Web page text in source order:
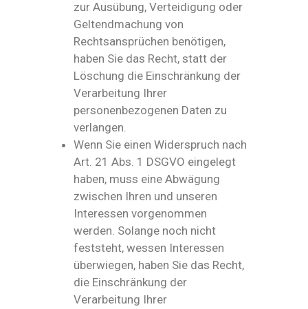
zur Ausübung, Verteidigung oder
Geltendmachung von
Rechtsansprüchen benötigen,
haben Sie das Recht, statt der
Löschung die Einschränkung der
Verarbeitung Ihrer
personenbezogenen Daten zu
verlangen.
Wenn Sie einen Widerspruch nach
Art. 21 Abs. 1 DSGVO eingelegt
haben, muss eine Abwägung
zwischen Ihren und unseren
Interessen vorgenommen
werden. Solange noch nicht
feststeht, wessen Interessen
überwiegen, haben Sie das Recht,
die Einschränkung der
Verarbeitung Ihrer